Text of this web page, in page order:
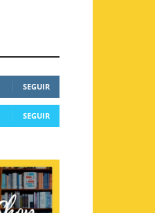
SEGUIR
SEGUIR